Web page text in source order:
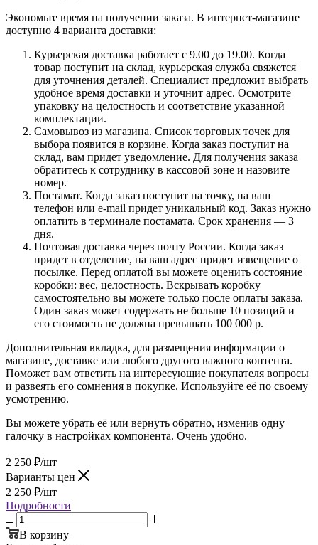
Экономьте время на получении заказа. В интернет-магазине
доступно 4 варианта доставки:
Курьерская доставка работает с 9.00 до 19.00. Когда
товар поступит на склад, курьерская служба свяжется
для уточнения деталей. Специалист предложит выбрать
удобное время доставки и уточнит адрес. Осмотрите
упаковку на целостность и соответствие указанной
комплектации.
Самовывоз из магазина. Список торговых точек для
выбора появится в корзине. Когда заказ поступит на
склад, вам придет уведомление. Для получения заказа
обратитесь к сотруднику в кассовой зоне и назовите
номер.
Постамат. Когда заказ поступит на точку, на ваш
телефон или e-mail придет уникальный код. Заказ нужно
оплатить в терминале постамата. Срок хранения — 3
дня.
Почтовая доставка через почту России. Когда заказ
придет в отделение, на ваш адрес придет извещение о
посылке. Перед оплатой вы можете оценить состояние
коробки: вес, целостность. Вскрывать коробку
самостоятельно вы можете только после оплаты заказа.
Один заказ может содержать не больше 10 позиций и
его стоимость не должна превышать 100 000 р.
Дополнительная вкладка, для размещения информации о
магазине, доставке или любого другого важного контента.
Поможет вам ответить на интересующие покупателя вопросы
и развеять его сомнения в покупке. Используйте её по своему
усмотрению.
Вы можете убрать её или вернуть обратно, изменив одну
галочку в настройках компонента. Очень удобно.
2 250 ₽/шт
Варианты цен
2 250 ₽/шт
Подробности
В корзину